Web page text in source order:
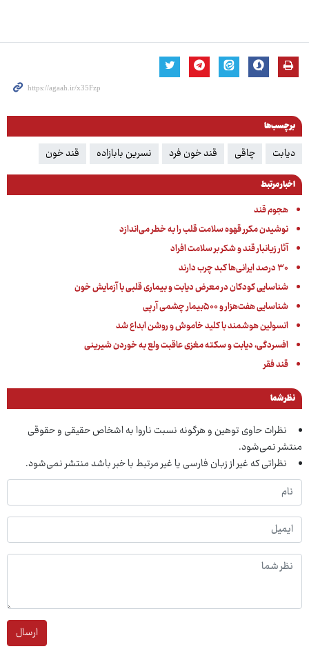
برچسب‌ها
دیابت چاقی قند خون فرد نسرین بابازاده قند خون
اخبار مرتبط
هجوم قند
نوشیدن مکرر قهوه سلامت قلب را به خطر می‌اندازد
آثار زیانبار قند و شکر بر سلامت افراد
۳۰ درصد ایرانی‌ها کبد چرب دارند
شناسایی کودکان در معرض دیابت و بیماری قلبی با آزمایش خون
شناسایی هفت‌هزار و ۵۰۰بیمار چشمی آر پی
انسولین هوشمند با کلید خاموش و روشن ابداع شد
افسردگی، دیابت و سکته مغزی عاقبت ولع به خوردن شیرینی
قند فقر
نظر شما
نظرات حاوی توهین و هرگونه نسبت ناروا به اشخاص حقیقی و حقوقی
منتشر نمی‌شود.
نظراتی که غیر از زبان فارسی یا غیر مرتبط با خبر باشد منتشر نمی‌شود.
ارسال